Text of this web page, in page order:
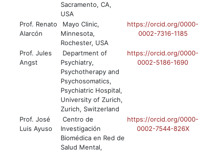
Sacramento, CA,
USA
Prof. Renato
Alarcón
Mayo Clinic,
Minnesota,
Rochester, USA
https://orcid.org/0000-
0002-7316-1185
Prof. Jules
Angst
Department of
Psychiatry,
Psychotherapy and
Psychosomatics,
Psychiatric Hospital,
University of Zurich,
Zurich, Switzerland
https://orcid.org/0000-
0002-5186-1690
Prof. José
Luis Ayuso
Centro de
Investigación
Biomédica en Red de
Salud Mental,
https://orcid.org/0000-
0002-7544-826X